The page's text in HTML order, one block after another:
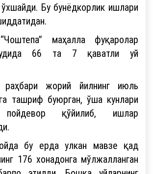
ўхшайди. Бу бунёдкорлик ишлари
маҳалла фуқаролар
66 та 7 қаватли уй
раҳбари жорий йилнинг июль
ташриф буюрган, ўша кунлари
пойдевор қўйилиб, ишлар
бу ерда улкан мавзе қад
176 хонадонга мўлжалланган